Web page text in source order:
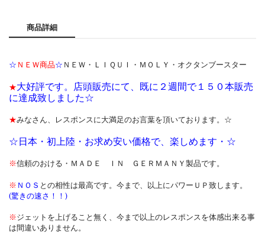
商品詳細
☆ ＮＥＷ商品☆ ＮＥＷ・ＬＩＱＵＩ・ＭＯＬＹ・オクタンブースター
★大好評です。店頭販売にて、既に２週間で１５０本販売
に達成致しました☆
★みなさん、レスポンスに大満足のお言葉を頂いております。☆
☆日本・初上陸・お求め安い価格で、楽しめます・☆
※信頼のおける・ＭＡＤＥ ＩＮ ＧＥＲＭＡＮＹ製品です。
※ ＮＯＳ との相性は最高です。今まで、以上にパワーＵＰ致します。
(驚きの速さ！！)
※ ジェットを上げること無く、今まで以上のレスポンスを体感出来る事
は間違いありません。